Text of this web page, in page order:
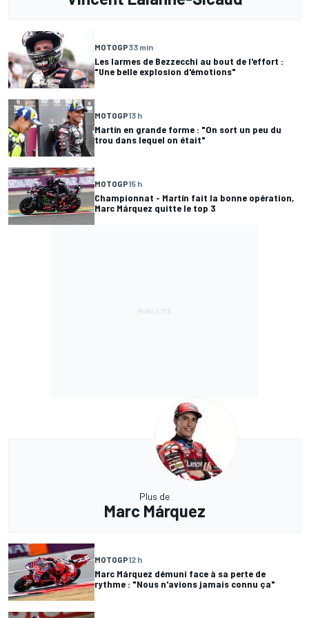
MOTOGP33 min
Les larmes de Bezzecchi au bout de l'effort :
"Une belle explosion d'émotions"
MOTOGP13 h
Martín en grande forme : "On sort un peu du
trou dans lequel on était"
MOTOGP15 h
Championnat - Martín fait la bonne opération,
Marc Márquez quitte le top 3
Plus de
Marc Márquez
MOTOGP12 h
Marc Márquez démuni face à sa perte de
rythme : "Nous n'avions jamais connu ça"